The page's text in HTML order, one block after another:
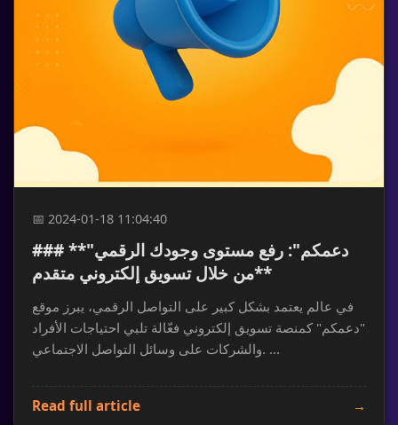
📅 2024-01-18 11:04:40
### **"دعمكم": رفع مستوى وجودك الرقمي
من خلال تسويق إلكتروني متقدم**
في عالم يعتمد بشكل كبير على التواصل الرقمي، يبرز موقع
"دعمكم" كمنصة تسويق إلكتروني فعّالة تلبي احتياجات الأفراد
والشركات على وسائل التواصل الاجتماعي. ...
Read full article →
متاح الآن